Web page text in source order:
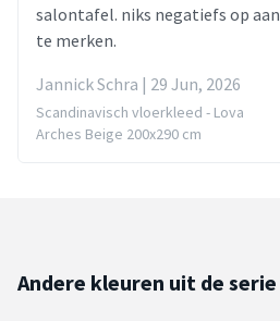
salontafel. niks negatiefs op aan
te merken.
Jannick Schra | 29 Jun, 2026
Scandinavisch vloerkleed - Lova
Arches Beige 200x290 cm
Andere kleuren uit de serie